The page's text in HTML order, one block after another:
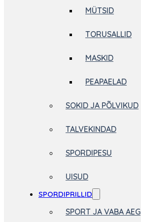
MÜTSID
TORUSALLID
MASKID
PEAPAELAD
SOKID JA PÕLVIKUD
TALVEKINDAD
SPORDIPESU
UISUD
SPORDIPRILLID
SPORT JA VABA AEG